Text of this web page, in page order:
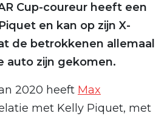
Cup-coureur heeft een
en kan op zijn X-
de betrokkenen allemaal
auto zijn gekomen.
2020 heeft Max
met Kelly Piquet, met